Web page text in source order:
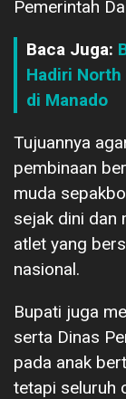
Pemerintah
Baca Juga:
Hadiri
di Manado
Tujuannya
pembinaan
muda
sejak dini dan
atlet yang
nasional.
Bupati juga
serta Dinas
pada anak
tetapi seluruh